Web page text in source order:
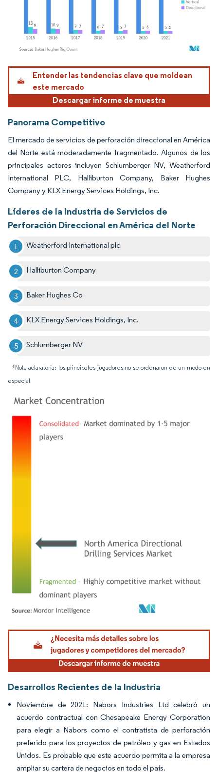
Imagen © Mordor Intelligence. El uso requiere atribución según CC BY 4.0.
Entender las tendencias clave que moldean
este mercado
Descargar informe de muestra
Panorama Competitivo
El mercado de servicios de perforación direccional en América
del Norte está moderadamente fragmentado. Algunos de los
principales actores incluyen Schlumberger NV, Weatherford
International PLC, Halliburton Company, Baker Hughes
Company y KLX Energy Services Holdings, Inc.
Líderes de la Industria de Servicios de
Perforación Direccional en América del Norte
Weatherford International plc
Halliburton Company
Baker Hughes Co
KLX Energy Services Holdings, Inc.
Schlumberger NV
*Nota aclaratoria: los principales jugadores no se ordenaron de un modo en
especial
Imagen © Mordor Intelligence. El uso requiere atribución según CC BY 4.0.
Desarrollos Recientes de la Industria
Noviembre de 2021: Nabors Industries Ltd celebró un
acuerdo contractual con Chesapeake Energy Corporation
para elegir a Nabors como el contratista de perforación
preferido para los proyectos de petróleo y gas en Estados
Unidos. Es probable que este acuerdo permita a la empresa
ampliar su cartera de negocios en todo el país.